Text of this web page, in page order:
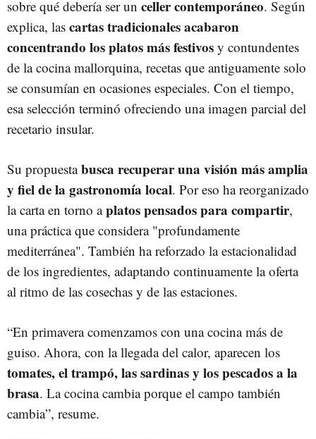
sobre qué debería ser un celler contemporáneo. Según
explica, las cartas tradicionales acabaron
concentrando los platos más festivos y contundentes
de la cocina mallorquina, recetas que antiguamente solo
se consumían en ocasiones especiales. Con el tiempo,
esa selección terminó ofreciendo una imagen parcial del
recetario insular.
Su propuestabusca recuperar una visión más amplia
y fiel de la gastronomía local. Por eso ha reorganizado
la carta en torno aplatos pensados para compartir,
una práctica que considera "profundamente
mediterránea". También ha reforzado la estacionalidad
de los ingredientes, adaptando continuamente la oferta
al ritmo de las cosechas y de las estaciones.
“En primavera comenzamos con una cocina más de
guiso. Ahora, con la llegada del calor, aparecen los
tomates, el trampó, las sardinas y los pescados a la
brasa. La cocina cambia porque el campo también
cambia”, resume.